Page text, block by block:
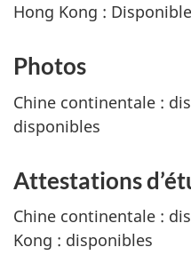
Hong Kong :
Photos
Chine continentale :
disponibles
Attestations
Chine continentale :
Kong : disponibles